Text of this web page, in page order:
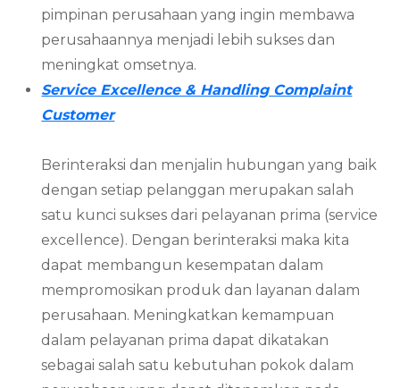
pimpinan perusahaan yang ingin membawa
perusahaannya menjadi lebih sukses dan
meningkat omsetnya.
Service Excellence & Handling Complaint
Customer
Berinteraksi dan menjalin hubungan yang baik
dengan setiap pelanggan merupakan salah
satu kunci sukses dari pelayanan prima (service
excellence). Dengan berinteraksi maka kita
dapat membangun kesempatan dalam
mempromosikan produk dan layanan dalam
perusahaan. Meningkatkan kemampuan
dalam pelayanan prima dapat dikatakan
sebagai salah satu kebutuhan pokok dalam